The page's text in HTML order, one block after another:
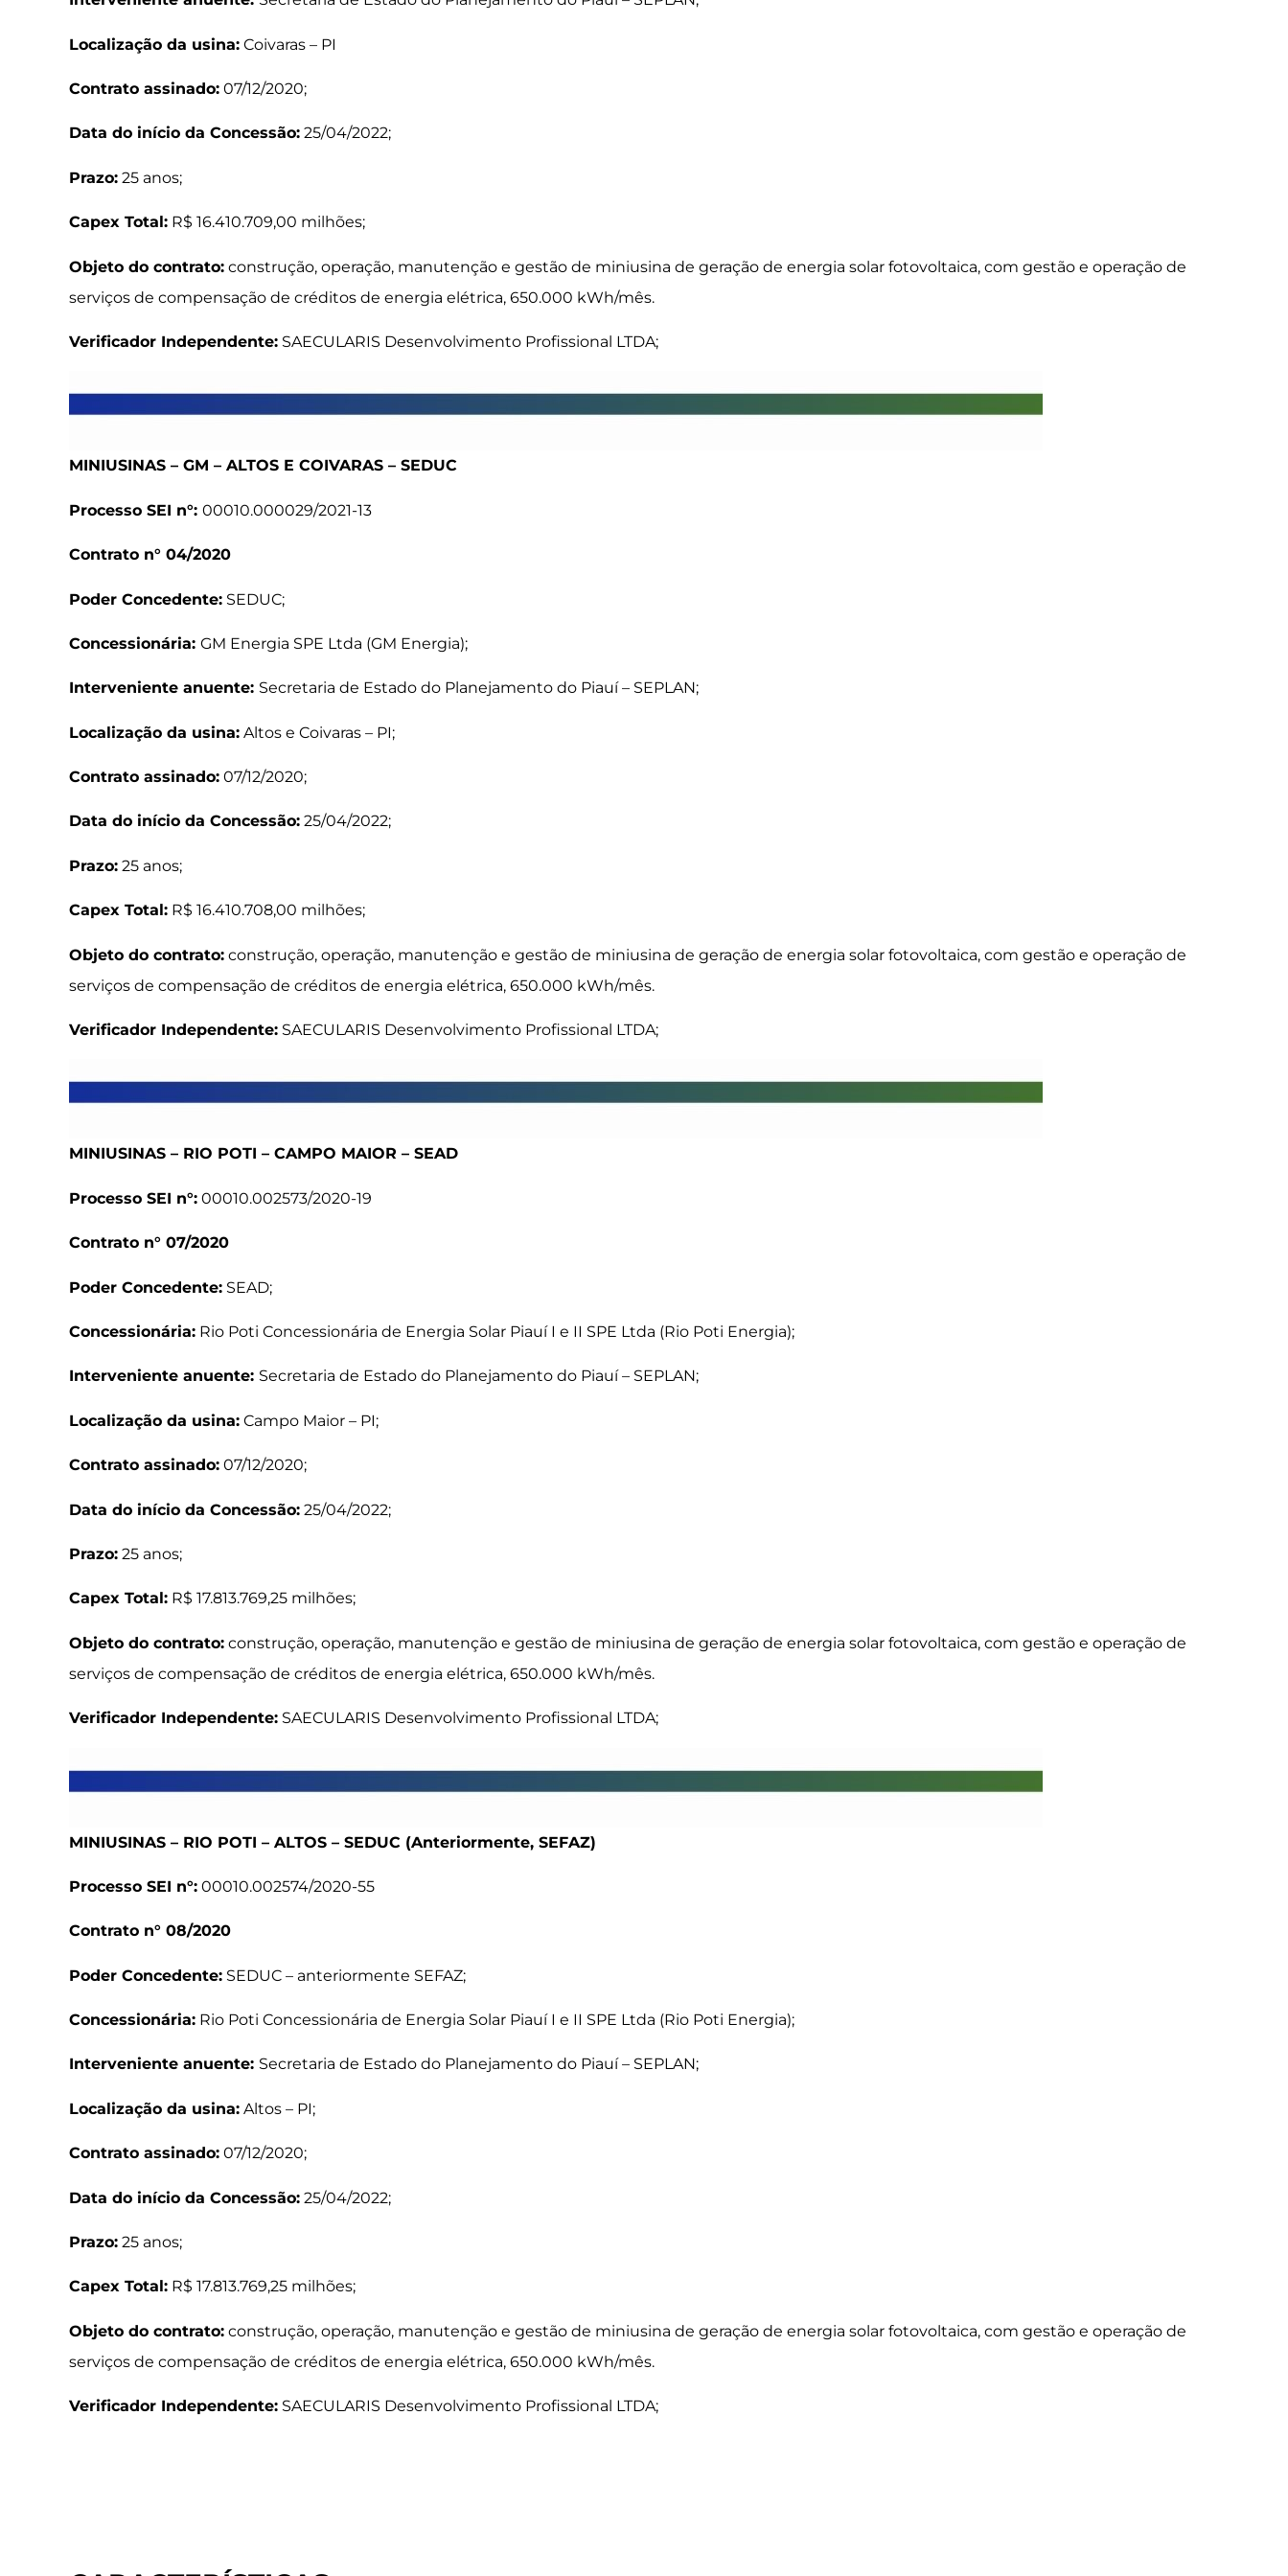
Localização da usina: Coivaras – PI
Contrato assinado: 07/12/2020;
Data do início da Concessão: 25/04/2022;
Prazo: 25 anos;
Capex Total: R$ 16.410.709,00 milhões;
Objeto do contrato: construção, operação, manutenção e gestão de miniusina de geração de energia solar fotovoltaica, com gestão e operação de
serviços de compensação de créditos de energia elétrica, 650.000 kWh/mês.
Verificador Independente: SAECULARIS Desenvolvimento Profissional LTDA;
MINIUSINAS – GM – ALTOS E COIVARAS – SEDUC
Processo SEI n°: 00010.000029/2021-13
Contrato n° 04/2020
Poder Concedente: SEDUC;
Concessionária: GM Energia SPE Ltda (GM Energia);
Interveniente anuente: Secretaria de Estado do Planejamento do Piauí – SEPLAN;
Localização da usina: Altos e Coivaras – PI;
Contrato assinado: 07/12/2020;
Data do início da Concessão: 25/04/2022;
Prazo: 25 anos;
Capex Total: R$ 16.410.708,00 milhões;
Objeto do contrato: construção, operação, manutenção e gestão de miniusina de geração de energia solar fotovoltaica, com gestão e operação de
serviços de compensação de créditos de energia elétrica, 650.000 kWh/mês.
Verificador Independente: SAECULARIS Desenvolvimento Profissional LTDA;
MINIUSINAS – RIO POTI – CAMPO MAIOR – SEAD
Processo SEI n°: 00010.002573/2020-19
Contrato n° 07/2020
Poder Concedente: SEAD;
Concessionária: Rio Poti Concessionária de Energia Solar Piauí I e II SPE Ltda (Rio Poti Energia);
Interveniente anuente: Secretaria de Estado do Planejamento do Piauí – SEPLAN;
Localização da usina: Campo Maior – PI;
Contrato assinado: 07/12/2020;
Data do início da Concessão: 25/04/2022;
Prazo: 25 anos;
Capex Total: R$ 17.813.769,25 milhões;
Objeto do contrato: construção, operação, manutenção e gestão de miniusina de geração de energia solar fotovoltaica, com gestão e operação de
serviços de compensação de créditos de energia elétrica, 650.000 kWh/mês.
Verificador Independente: SAECULARIS Desenvolvimento Profissional LTDA;
MINIUSINAS – RIO POTI – ALTOS – SEDUC (Anteriormente, SEFAZ)
Processo SEI n°: 00010.002574/2020-55
Contrato n° 08/2020
Poder Concedente: SEDUC – anteriormente SEFAZ;
Concessionária: Rio Poti Concessionária de Energia Solar Piauí I e II SPE Ltda (Rio Poti Energia);
Interveniente anuente: Secretaria de Estado do Planejamento do Piauí – SEPLAN;
Localização da usina: Altos – PI;
Contrato assinado: 07/12/2020;
Data do início da Concessão: 25/04/2022;
Prazo: 25 anos;
Capex Total: R$ 17.813.769,25 milhões;
Objeto do contrato: construção, operação, manutenção e gestão de miniusina de geração de energia solar fotovoltaica, com gestão e operação de
serviços de compensação de créditos de energia elétrica, 650.000 kWh/mês.
Verificador Independente: SAECULARIS Desenvolvimento Profissional LTDA;